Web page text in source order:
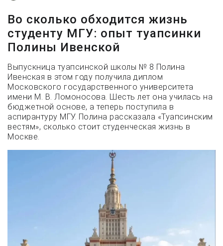
Во сколько обходится жизнь
студенту МГУ: опыт туапсинки
Полины Ивенской
Выпускница туапсинской школы № 8 Полина
Ивенская в этом году получила диплом
Московского государственного университета
имени М. В. Ломоносова. Шесть лет она училась на
бюджетной основе, а теперь поступила в
аспирантуру МГУ. Полина рассказала «Туапсинским
вестям», сколько стоит студенческая жизнь в
Москве.